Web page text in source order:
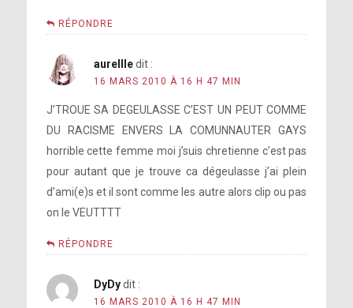
RÉPONDRE
aurellle dit :
16 MARS 2010 À 16 H 47 MIN
J’TROUE SA DEGEULASSE C’EST UN PEUT COMME
DU RACISME ENVERS LA COMUNNAUTER GAYS
horrible cette femme moi j’suis chretienne c’est pas
pour autant que je trouve ca dégeulasse j’ai plein
d’ami(e)s et il sont comme les autre alors clip ou pas
on le VEUTTTT
RÉPONDRE
DyDy dit :
16 MARS 2010 À 16 H 47 MIN